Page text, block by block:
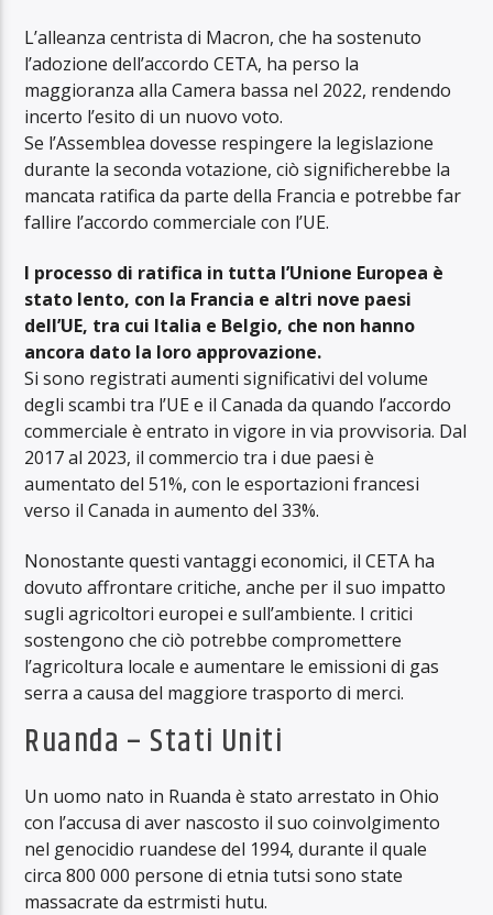
L’alleanza centrista di Macron, che ha sostenuto
l’adozione dell’accordo CETA, ha perso la
maggioranza alla Camera bassa nel 2022, rendendo
incerto l’esito di un nuovo voto.
Se l’Assemblea dovesse respingere la legislazione
durante la seconda votazione, ciò significherebbe la
mancata ratifica da parte della Francia e potrebbe far
fallire l’accordo commerciale con l’UE.
l processo di ratifica in tutta l’Unione Europea è
stato lento, con la Francia e altri nove paesi
dell’UE, tra cui Italia e Belgio, che non hanno
ancora dato la loro approvazione.
Si sono registrati aumenti significativi del volume
degli scambi tra l’UE e il Canada da quando l’accordo
commerciale è entrato in vigore in via provvisoria. Dal
2017 al 2023, il commercio tra i due paesi è
aumentato del 51%, con le esportazioni francesi
verso il Canada in aumento del 33%.
Nonostante questi vantaggi economici, il CETA ha
dovuto affrontare critiche, anche per il suo impatto
sugli agricoltori europei e sull’ambiente. I critici
sostengono che ciò potrebbe compromettere
l’agricoltura locale e aumentare le emissioni di gas
serra a causa del maggiore trasporto di merci.
Ruanda – Stati Uniti
Un uomo nato in Ruanda è stato arrestato in Ohio
con l’accusa di aver nascosto il suo coinvolgimento
nel genocidio ruandese del 1994, durante il quale
circa 800 000 persone di etnia tutsi sono state
massacrate da estrmisti hutu.